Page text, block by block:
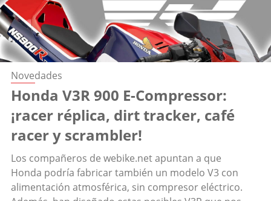
Novedades
Honda V3R 900 E-Compressor:
¡racer réplica, dirt tracker, café
racer y scrambler!
Los compañeros de webike.net apuntan a que
Honda podría fabricar también un modelo V3 con
alimentación atmosférica, sin compresor eléctrico.